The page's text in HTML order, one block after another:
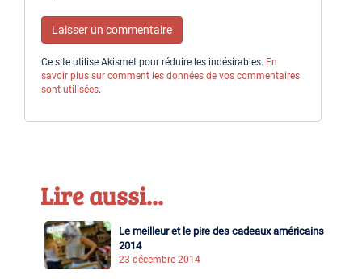
Ce site utilise Akismet pour réduire les indésirables. En
savoir plus sur comment les données de vos commentaires
sont utilisées.
Lire aussi...
Le meilleur et le pire des cadeaux américains
2014
23 décembre 2014